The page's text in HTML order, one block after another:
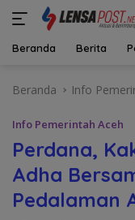
Beranda Berita
Beranda Info
Info Pemerintah Aceh
Perdana,
Adha
Pedalaman